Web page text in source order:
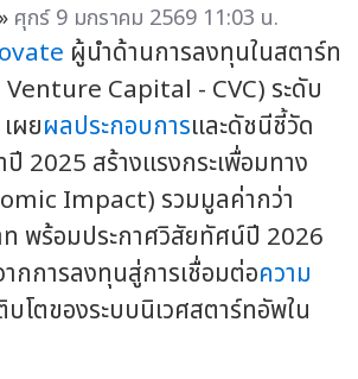
» ศุกร์ 9 มกราคม 2569 11:03 น.
ผู้นำด้านการลงทุนในสตาร์ท
Capital - CVC) ระดับ
ผยผลประกอบการและดัชนีชี้วัด
ปี 2025 สร้างแรงกระเพื่อมทาง
Impact) รวมมูลค่ากว่า
พร้อมประกาศวิสัยทัศน์ปี 2026
กการลงทุนสู่การเชื่อมต่อความ
บโตของระบบนิเวศสตาร์ทอัพใน